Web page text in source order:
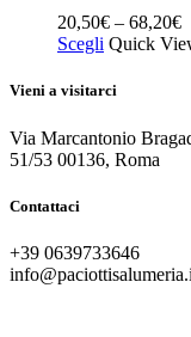
20,50€ – 68,20€
Scegli Quick
Vieni a visitarci
Via Marcantonio
51/53 00136, Roma
Contattaci
+39 0639733646